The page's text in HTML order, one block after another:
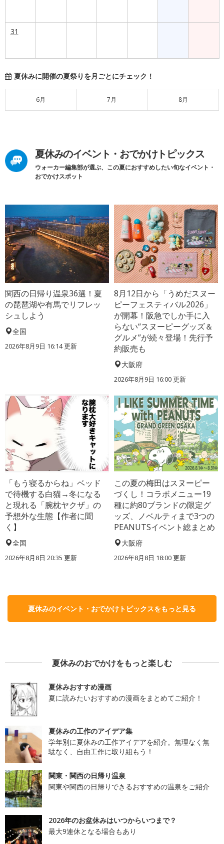
31
夏休みに開催の夏祭りを月ごとにチェック！
6月 7月 8月
夏休みのイベント・おでかけトピックス
ウォーカー編集部が選ぶ、この夏におすすめしたい旬なイベント・
おでかけスポット
関西の日帰り温泉36選！夏
の琵琶湖や有馬でリフレッ
シュしよう
全国
2026年8月9日 16:14更新
8月12日から「うめだスヌー
ピーフェスティバル2026」
が開幕！阪急でしか手に入
らない“スヌーピーグッズ＆
グルメ”が続々登場！先行予
約販売も
大阪府
2026年8月9日 16:00更新
「もう寝るからね」ベッド
で待機する白猫→冬になる
と現れる「腕枕ヤクザ」の
予想外な生態【作者に聞
く】
全国
2026年8月8日 20:35 更新
この夏の梅田はスヌーピー
づくし！コラボメニュー19
種に約80ブランドの限定グ
ッズ、ノベルティまで3つの
PEANUTSイベント総まとめ
大阪府
2026年8月8日 18:00更新
夏休みのイベント・おでかけトピックスをもっと見る
夏休みのおでかけをもっと楽しむ
夏休みおすすめ漫画
夏に読みたいおすすめの漫画をまとめてご紹介！
夏休みの工作のアイデア集
学年別に夏休みの工作アイデアを紹介。無理なく無
駄なく、自由工作に取り組もう！
関東・関西の日帰り温泉
関東や関西の日帰りできるおすすめの温泉をご紹介
2026年のお盆休みはいつからいつまで？
最大9連休となる場合もあり